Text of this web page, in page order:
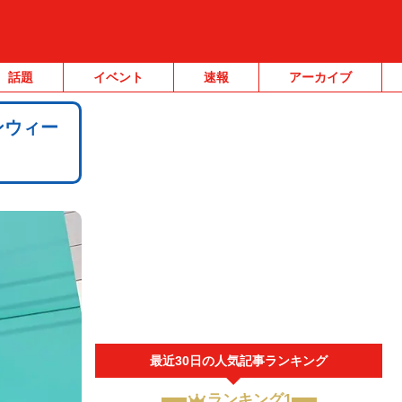
話題 イベント 速報 アーカイブ
ィー
最近30日の人気記事ランキング